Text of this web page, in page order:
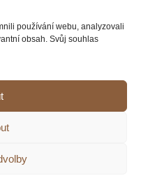
používání webu, analyzovali
obsah. Svůj souhlas
Veškerá práva vyhrazena
Instagram